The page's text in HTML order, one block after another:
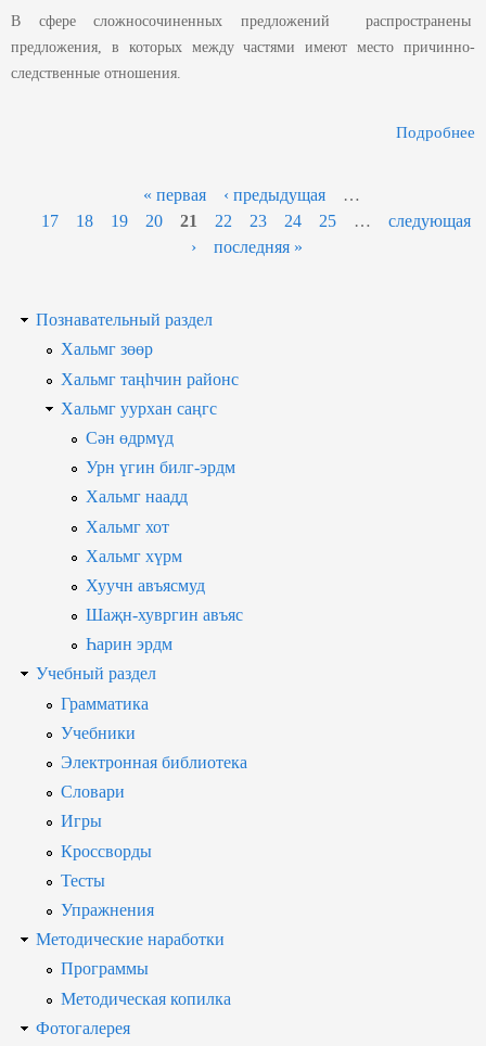
В сфере сложносочиненных предложений распространены
предложения, в которых между частями имеют место причинно-
следственные отношения.
Подробнее
« первая ‹ предыдущая
…
17
18 19 20 21 22 23 24 25 …
следующая
›
последняя »
Познавательный раздел
Хальмг зөөр
Хальмг таңһчин районс
Хальмг уурхан саңгс
Сән өдрмүд
Урн үгин билг-эрдм
Хальмг наадд
Хальмг хот
Хальмг хүрм
Хуучн авъясмуд
Шаҗн-хувргин авъяс
Һарин эрдм
Учебный раздел
Грамматика
Учебники
Электронная библиотека
Словари
Игры
Кроссворды
Тесты
Упражнения
Методические наработки
Программы
Методическая копилка
Фотогалерея